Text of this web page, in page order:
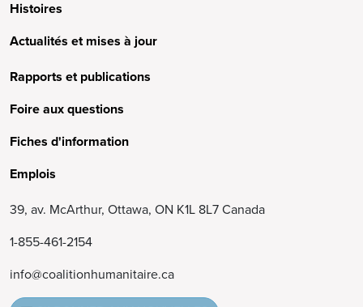
Histoires
Actualités et mises à jour
Rapports et publications
Foire aux questions
Fiches d'information
Emplois
39, av. McArthur, Ottawa, ON K1L 8L7 Canada
1-855-461-2154
info@coalitionhumanitaire.ca